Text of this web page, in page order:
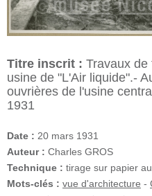
Titre inscrit : Travaux de
usine de "L'Air liquide".-
ouvrières de l'usine
1931
Date : 20 mars 1931
Auteur : Charles GROS
Technique : tirage sur papier
Mots-clés : vue d'architecture -